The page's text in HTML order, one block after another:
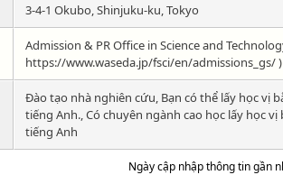
3-4-1 Okubo, Shinjuku-ku, Tokyo
Admission & PR Office in Science and
https://www.waseda.jp/fsci/en/admissions_gs/ )
Đào tạo nhà nghiên cứu, Bạn có thể lấy học vị
tiếng Anh., Có chuyên ngành cao học lấy học
tiếng Anh
Ngày cập nhập thông tin gần